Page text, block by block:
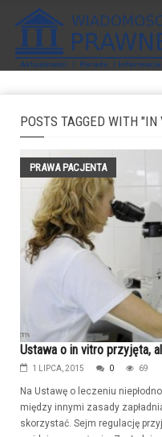
POSTS TAGGED WITH "IN
PRAWA PACJENTA
Ustawa o in vitro przyjęta,
1 LIPCA, 2015 0 69
Na Ustawę o leczeniu
między innymi zasady
skorzystać. Sejm regulację